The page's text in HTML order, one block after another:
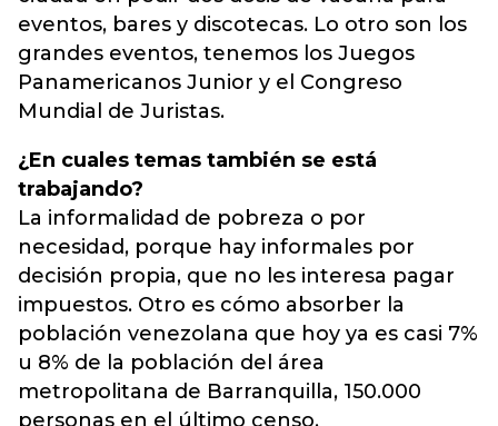
eventos, bares y discotecas. Lo otro son los
grandes eventos, tenemos los Juegos
Panamericanos Junior y el Congreso
Mundial de Juristas.
¿En cuales temas también se está
trabajando?
La informalidad de pobreza o por
necesidad, porque hay informales por
decisión propia, que no les interesa pagar
impuestos. Otro es cómo absorber la
población venezolana que hoy ya es casi 7%
u 8% de la población del área
metropolitana de Barranquilla, 150.000
personas en el último censo.